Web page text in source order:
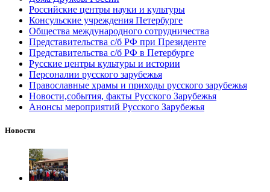
Российские центры науки и культуры
Консульские учреждения Петербурге
Общества международного сотрудничества
Представительства с/б РФ при Президенте
Представительства с/б РФ в Петербурге
Русские центры культуры и истории
Персоналии русского зарубежья
Православные храмы и приходы русского зарубежья
Новости,события, факты Русского Зарубежья
Анонсы мероприятий Русского Зарубежья
Новости